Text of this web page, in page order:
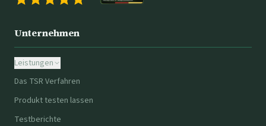
Unternehmen
Leistungen
Das TSR Verfahren
Produkt testen lassen
Testberichte